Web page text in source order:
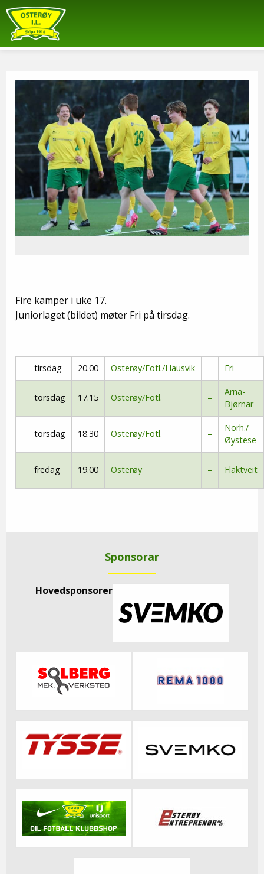
Fire kamper i uke 17.
Juniorlaget (bildet) møter Fri på tirsdag.
tirsdag 20.00 Osterøy/Fotl./Hausvik – Fri
torsdag 17.15 Osterøy/Fotl. –
Arna-
Bjørnar
torsdag 18.30 Osterøy/Fotl. –
Norh./
Øystese
fredag 19.00 Osterøy – Flaktveit
Sponsorar
Hovedsponsorer